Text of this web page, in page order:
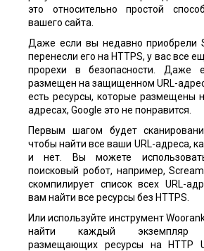
это относительно простой
вашего сайта.
Даже если вы недавно приобрели
перенесли его на HTTPS, у вас все
прорехи в безопасности. Даже
размещен на защищенном URL-
есть ресурсы, которые размещены
адресах, Google это не понравится.
Первым шагом будет
чтобы найти все ваши URL-адреса,
и нет. Вы можете
поисковый робот, например,
скомпилирует список всех URL-
вам найти все ресурсы без HTTPS.
Или используйте инструмент
найти каждый экземпляр
размещающих ресурсы на HTTP